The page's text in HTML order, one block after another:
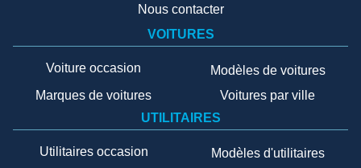
Nous contacter
VOITURES
Voiture occasion
Marques de voitures
Modèles de voitures
Voitures par ville
UTILITAIRES
Utilitaires occasion
Modèles d'utilitaires